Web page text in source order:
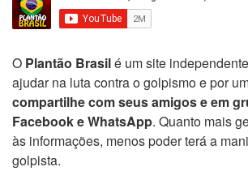
O Plantão Brasilé um site
ajudar na luta contra o golpismo e por
compartilhe com seus amigos e em
Facebook e WhatsApp. Quanto mais
às informações, menos poder terá a
golpista.